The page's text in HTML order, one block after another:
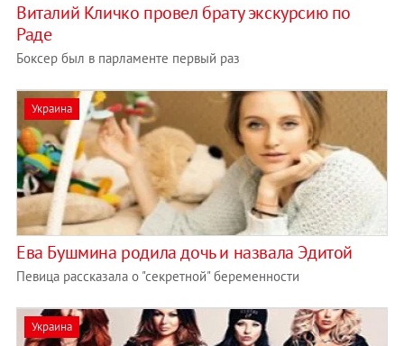
Виталий Кличко провел брату экскурсию по
Раде
Боксер был в парламенте первый раз
Украина
Ева Бушмина родила дочь и назвала Эдитой
Певица рассказала о "секретной" беременности
Украина